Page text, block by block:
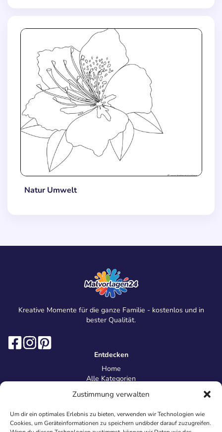
Zustimmung verwalten
Um dir ein optimales Erlebnis zu bieten, verwenden wir Technologien wie
Cookies, um Geräteinformationen zu speichern und/oder darauf zuzugreifen.
Natur Umwelt
Kreative Momente für die ganze Familie - kostenlos und in
bester Qualität.
Entdecken
Home
Alle Kategorien
Information
Über uns
Kontakt